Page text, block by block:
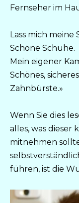
Fernseher im
Lass mich
Schöne Schuhe.
Mein eigener
Schönes,
Zahnbürste.»
Wenn Sie dies
alles, was dieser
mitnehmen
führen, ist die